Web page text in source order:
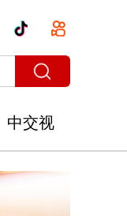
中交视
讯